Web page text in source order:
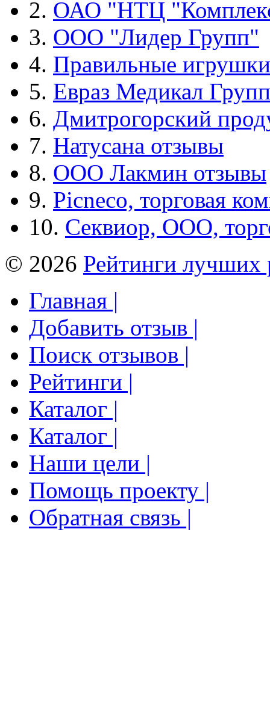
2. ОАО "НТЦ
3. ООО "Лидер Групп"
4. Правильные игрушки
5. Евраз Медикал Групп
6. Дмитрогорский
7. Натусана отзывы
8. ООО Лакмин отзывы
9. Picneco, торговая
10. Секвиор, ООО,
© 2026 Рейтинги лучших
Главная |
Добавить отзыв |
Поиск отзывов |
Рейтинги |
Каталог |
Каталог |
Наши цели |
Помощь проекту |
Обратная связь |